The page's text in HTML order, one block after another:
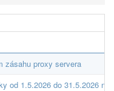
zásahu proxy servera
od 1.5.2026 do 31.5.2026